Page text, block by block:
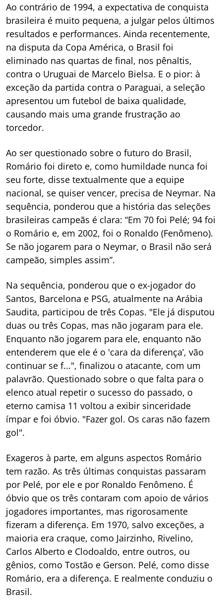
Ao contrário de 1994, a expectativa de conquista
brasileira é muito pequena, a julgar pelos últimos
resultados e performances. Ainda recentemente,
na disputa da Copa América, o Brasil foi
eliminado nas quartas de final, nos pênaltis,
contra o Uruguai de Marcelo Bielsa. E o pior: à
exceção da partida contra o Paraguai, a seleção
apresentou um futebol de baixa qualidade,
causando mais uma grande frustração ao
torcedor.
Ao ser questionado sobre o futuro do Brasil,
Romário foi direto e, como humildade nunca foi
seu forte, disse textualmente que a equipe
nacional, se quiser vencer, precisa de Neymar. Na
sequência, ponderou que a história das seleções
brasileiras campeãs é clara: “Em 70 foi Pelé; 94 foi
o Romário e, em 2002, foi o Ronaldo (Fenômeno).
Se não jogarem para o Neymar, o Brasil não será
campeão, simples assim”.
Na sequência, ponderou que o ex-jogador do
Santos, Barcelona e PSG, atualmente na Arábia
Saudita, participou de três Copas. "Ele já disputou
duas ou três Copas, mas não jogaram para ele.
Enquanto não jogarem para ele, enquanto não
entenderem que ele é o 'cara da diferença’, vão
continuar se f...", finalizou o atacante, com um
palavrão. Questionado sobre o que falta para o
elenco atual repetir o sucesso do passado, o
eterno camisa 11 voltou a exibir sinceridade
ímpar e foi óbvio. "Fazer gol. Os caras não fazem
gol".
Exageros à parte, em alguns aspectos Romário
tem razão. As três últimas conquistas passaram
por Pelé, por ele e por Ronaldo Fenômeno. É
óbvio que os três contaram com apoio de vários
jogadores importantes, mas rigorosamente
fizeram a diferença. Em 1970, salvo exceções, a
maioria era craque, como Jairzinho, Rivelino,
Carlos Alberto e Clodoaldo, entre outros, ou
gênios, como Tostão e Gerson. Pelé, como disse
Romário, era a diferença. E realmente conduziu o
Brasil.